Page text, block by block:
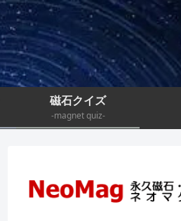
磁石クイズ
-magnet quiz-